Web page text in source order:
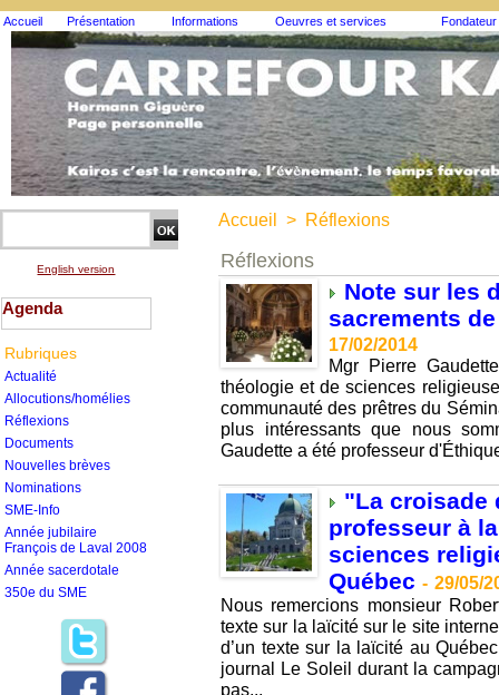
Accueil Présentation Informations Oeuvres et services Fondateur
English version
Agenda
Rubriques
Actualité
Allocutions/homélies
Réflexions
Documents
Nouvelles brèves
Nominations
SME-Info
Année jubilaire
François de Laval 2008
Année sacerdotale
350e du SME
Accueil > Réflexions
Réflexions
Note sur les
sacrements
17/02/2014
Mgr Pierre
théologie et de sciences
communauté des prêtres du
plus intéressants que nous
Gaudette a été professeur
"La croisade
professeur à
sciences
Québec - 29/05/
Nous remercions monsieur
texte sur la laïcité sur le site
d’un texte sur la laïcité au
journal Le Soleil durant la
pas...